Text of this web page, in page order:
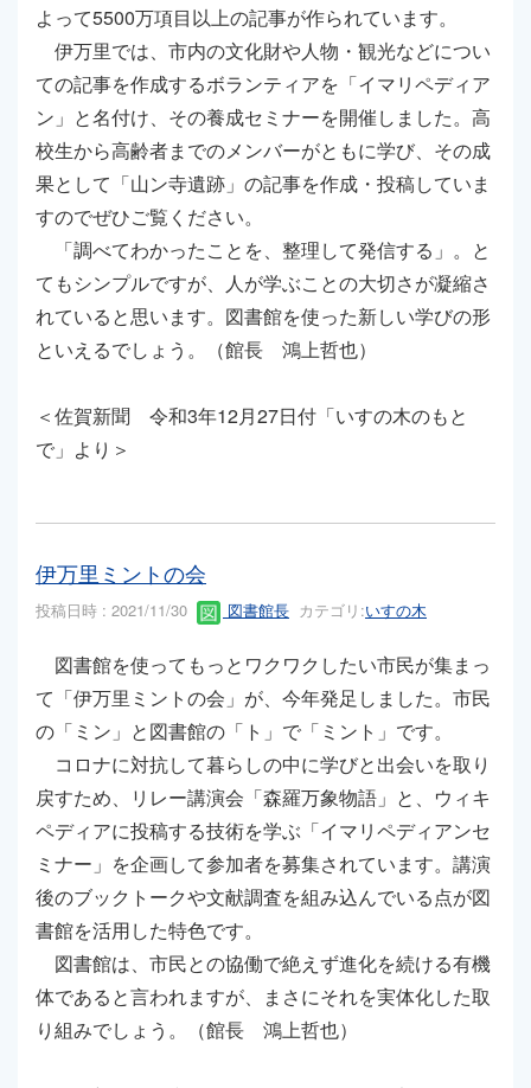
よって5500万項目以上の記事が作られています。
伊万里では、市内の文化財や人物・観光などについ
ての記事を作成するボランティアを「イマリペディア
ン」と名付け、その養成セミナーを開催しました。高
校生から高齢者までのメンバーがともに学び、その成
果として「山ン寺遺跡」の記事を作成・投稿していま
すのでぜひご覧ください。
「調べてわかったことを、整理して発信する」。と
てもシンプルですが、人が学ぶことの大切さが凝縮さ
れていると思います。図書館を使った新しい学びの形
といえるでしょう。（館長 鴻上哲也）
＜佐賀新聞 令和3年12月27日付「いすの木のもと
で」より＞
伊万里ミントの会
投稿日時 : 2021/11/30 図書館長 カテゴリ:いすの木
図書館を使ってもっとワクワクしたい市民が集まっ
て「伊万里ミントの会」が、今年発足しました。市民
の「ミン」と図書館の「ト」で「ミント」です。
コロナに対抗して暮らしの中に学びと出会いを取り
戻すため、リレー講演会「森羅万象物語」と、ウィキ
ペディアに投稿する技術を学ぶ「イマリペディアンセ
ミナー」を企画して参加者を募集されています。講演
後のブックトークや文献調査を組み込んでいる点が図
書館を活用した特色です。
図書館は、市民との協働で絶えず進化を続ける有機
体であると言われますが、まさにそれを実体化した取
り組みでしょう。（館長 鴻上哲也）